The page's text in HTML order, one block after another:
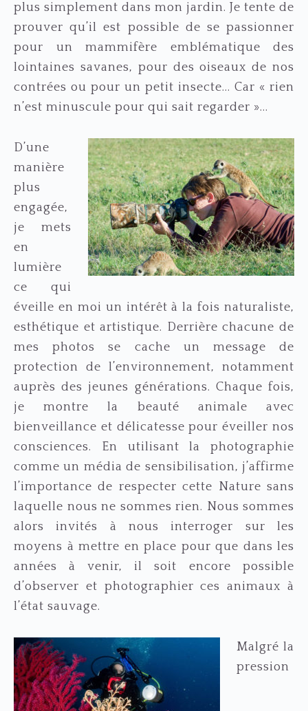
plus simplement dans mon jardin. Je tente de
prouver qu’il est possible de se passionner
pour un mammifère emblématique des
lointaines savanes, pour des oiseaux de nos
contrées ou pour un petit insecte… Car « rien
n’est minuscule pour qui sait regarder »…
D’une
manière
plus
engagée,
je mets
en
lumière
ce qui
éveille en moi un intérêt à la fois naturaliste,
esthétique et artistique. Derrière chacune de
mes photos se cache un message de
protection de l’environnement, notamment
auprès des jeunes générations. Chaque fois,
je montre la beauté animale avec
bienveillance et délicatesse pour éveiller nos
consciences. En utilisant la photographie
comme un média de sensibilisation, j’affirme
l’importance de respecter cette Nature sans
laquelle nous ne sommes rien. Nous sommes
alors invités à nous interroger sur les
moyens à mettre en place pour que dans les
années à venir, il soit encore possible
d’observer et photographier ces animaux à
l’état sauvage.
Malgré la
pression